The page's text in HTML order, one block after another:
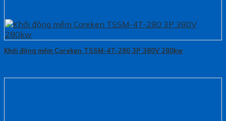
Khởi động mềm Coreken TSSM-4T-280 3P 380V 280kw